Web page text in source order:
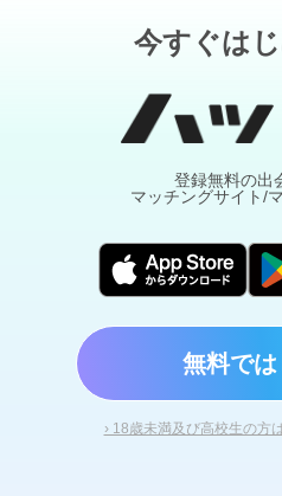
今すぐは
登録無料の出
マッチングサイト/
無料では
› 18歳未満及び高校生の方